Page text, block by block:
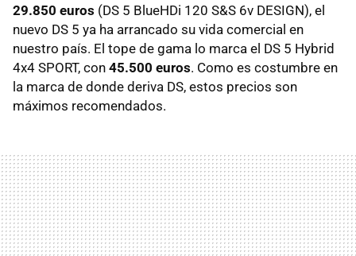
29.850 euros (DS 5 BlueHDi 120 S&S 6v DESIGN), el
nuevo DS 5 ya ha arrancado su vida comercial en
nuestro país. El tope de gama lo marca el DS 5 Hybrid
4x4 SPORT, con 45.500 euros. Como es costumbre en
la marca de donde deriva DS, estos precios son
máximos recomendados.